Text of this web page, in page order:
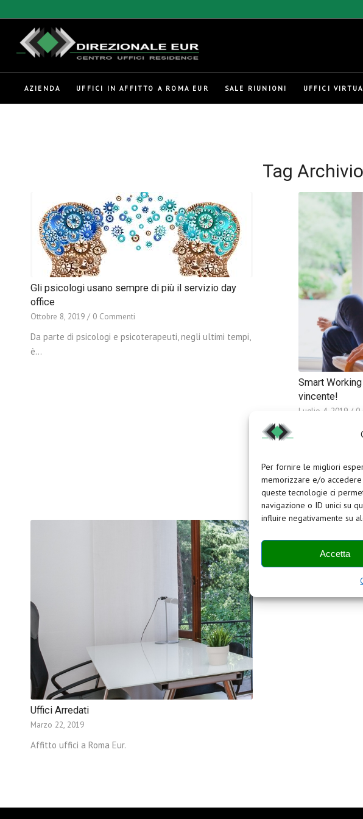
Per fornire le migliori
memorizzare e/o
queste tecnologie ci
navigazione o ID unici su
influire negativamente su
Accetta
AZIENDA UFFICI IN AFFITTO A ROMA EUR SALE RIUNIONI UFFICI
Tag
Gli psicologi usano sempre di più il servizio day
office
Ottobre 8, 2019 / 0 Commenti
Da parte di psicologi e psicoterapeuti, negli ultimi tempi,
è…
Smart
vincente!
Luglio 4, 2019 / 0
Smart working,
Tag
Uffici Arredati
Marzo 22, 2019
Affitto uffici a Roma Eur.